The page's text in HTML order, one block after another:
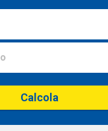
Calcola